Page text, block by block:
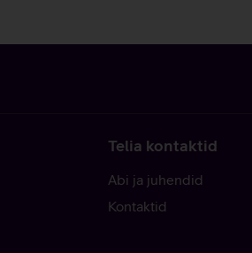
Telia kontaktid
Abi ja juhendid
Kontaktid